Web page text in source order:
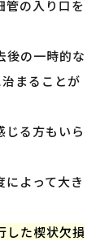
管の入り口を
後の一時的な
まることが
じる方もいら
によって大き
した楔状欠損